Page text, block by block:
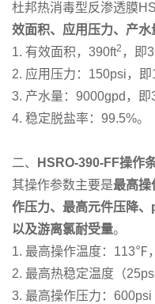
杜邦热消毒型反渗透膜
效面积、应用压力、产水
1. 有效面积，390ft2 ，即
2. 应用压力：150psi，即
3. 产水量：9000gpd，即
4. 稳定脱盐率：99.5%。
二、 HSRO-390-FF操作
其操作参数主要是最高操
作压力、最高元件压降
以及游离氯耐受量。
1. 最高操作温度：113℉
2. 最高热稳定温度（
3. 最高操作压力：600psi